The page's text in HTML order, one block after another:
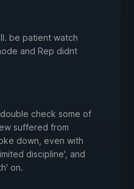
be patient watch
and Rep didnt
check some of
suffered from
down, even with
discipline', and
on.